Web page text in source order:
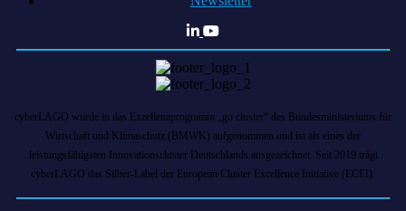
cyberLAGO wurde in das Exzellenzprogramm „go cluster“ des Bundesministeriums für
Wirtschaft und Klimaschutz (BMWK) aufgenommen und ist als eines der
leistungsfähigsten Innovationscluster Deutschlands ausgezeichnet. Seit 2019 trägt
cyberLAGO das Silber-Label der European Cluster Excellence Initiative (ECEI).